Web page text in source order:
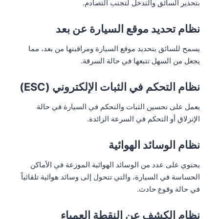
بتحذير السائق والتدخل لتجنب التصادم.
نظام تحديد موقع السيارة عن بعد
يسمح للسائق بتحديد موقع السيارة ومراقبتها من بعد، مما
يجعل من السهل تتبعها في حالة السرقة.
نظام التحكم في الثبات الإلكتروني (ESC)
يعمل على تحسين الثبات والتحكم في السيارة في حالة
الإنزلاق أو التحكم في السرعة الزائدة.
نظام الوسائد الهوائية
يحتوي على عدد من الوسائد الهوائية الموزعة في الأماكن
الحساسة في السيارة، والتي تتحول إلى وسائد هوائية تلقائياً
في حالة وقوع حادث.
نظام الكشف عن النقطة العمياء